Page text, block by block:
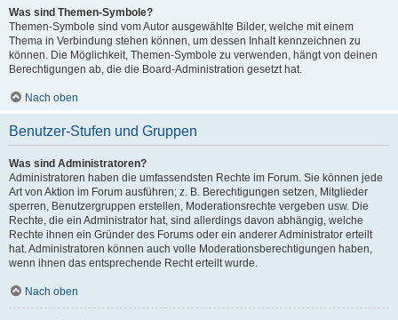
Was sind Themen-Symbole?
Themen-Symbole sind vom Autor ausgewählte Bilder, welche mit einem
Thema in Verbindung stehen können, um dessen Inhalt kennzeichnen zu
können. Die Möglichkeit, Themen-Symbole zu verwenden, hängt von deinen
Berechtigungen ab, die die Board-Administration gesetzt hat.
Nach oben
Benutzer-Stufen und Gruppen
Was sind Administratoren?
Administratoren haben die umfassendsten Rechte im Forum. Sie können jede
Art von Aktion im Forum ausführen; z. B. Berechtigungen setzen, Mitglieder
sperren, Benutzergruppen erstellen, Moderationsrechte vergeben usw. Die
Rechte, die ein Administrator hat, sind allerdings davon abhängig, welche
Rechte ihnen ein Gründer des Forums oder ein anderer Administrator erteilt
hat. Administratoren können auch volle Moderationsberechtigungen haben,
wenn ihnen das entsprechende Recht erteilt wurde.
Nach oben